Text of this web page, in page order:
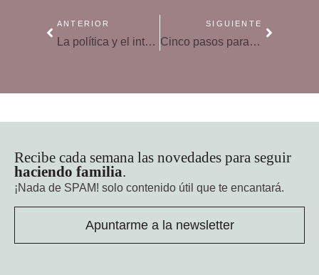
ANTERIOR
La política y el interés de los jóvenes
SIGUIENTE
Cinco pasos para hablar con un adolescente
Recibe cada semana las novedades para seguir
haciendo familia.
¡Nada de SPAM! solo contenido útil que te encantará.
Apuntarme a la newsletter